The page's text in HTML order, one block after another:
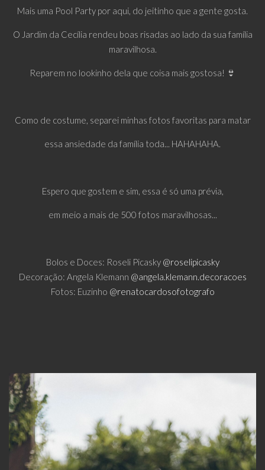
Mais uma Pool Party por aqui, do jeitinho que a gente gosta.
O Jardim da Cecília rendeu boas risadas ao lado da sua família
maravilhosa.
Reparem no lookinho dela que coisa mais gostosa! 👙
Como de costume, separei minhas fotos favoritas para matar
essa ansiedade da família toda... HAHAHAHA.
Espero que gostem e sim, essa é só uma prévia,
em meio a mais de 500 fotos maravilhosas...
Bolos e Doces: Roseli Picasky @roselipicasky
Decoração: Angela Klemann @angela.klemann.decoracoes
Fotos: Euzinho @renatocardosofotografo